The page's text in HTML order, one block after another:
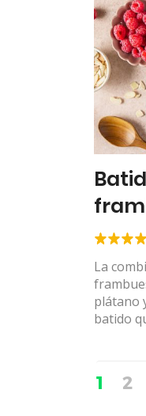
La
plátano
batido
1 2